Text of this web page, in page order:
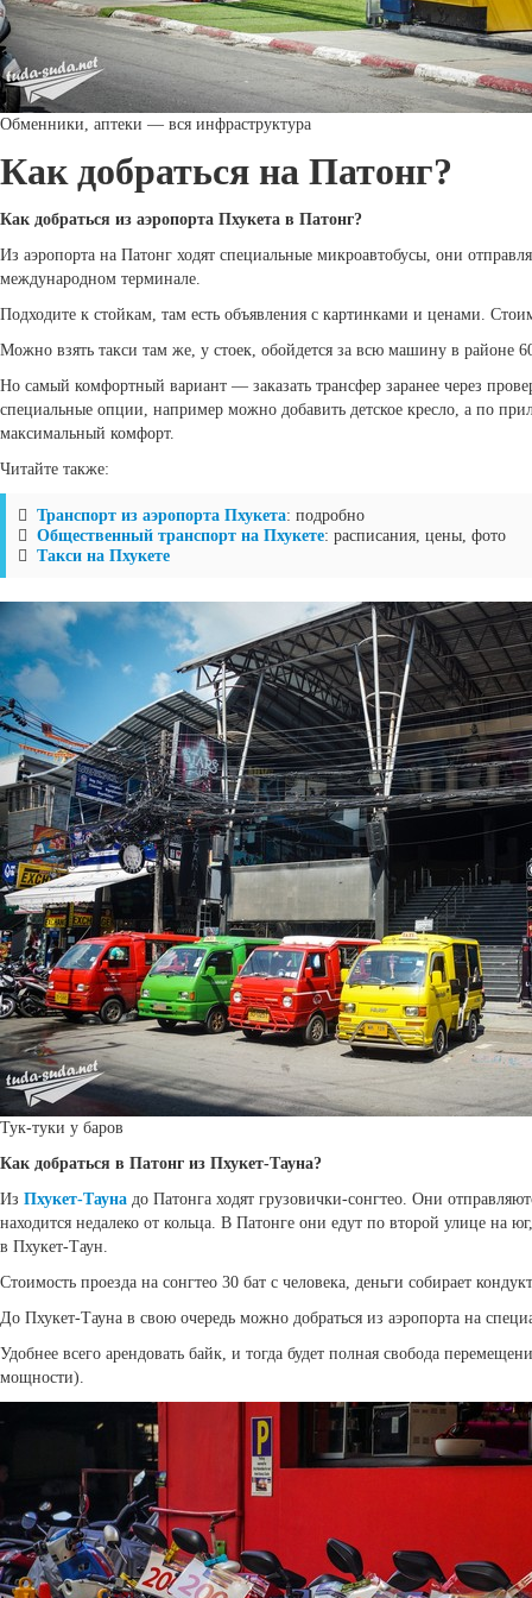
Обменники, аптеки — вся инфраструктура
Как добраться на Патонг?
Как добраться из аэропорта Пхукета в Патонг?
Из аэропорта на Патонг ходят специальные микроавтобусы, они
международном терминале.
Подходите к стойкам, там есть объявления с картинками и ценами.
Можно взять такси там же, у стоек, обойдется за всю машину в районе
Но самый комфортный вариант — заказать трансфер заранее через
специальные опции, например можно добавить детское кресло, а по
максимальный комфорт.
Читайте также:
Транспорт из аэропорта Пхукета: подробно
Общественный транспорт на Пхукете: расписания, цены, фото
Такси на Пхукете
Тук-туки у баров
Как добраться в Патонг из Пхукет-Тауна?
Из Пхукет-Тауна до Патонга ходят грузовички-сонгтео. Они
находится недалеко от кольца. В Патонге они едут по второй улице на
в Пхукет-Таун.
Стоимость проезда на сонгтео 30 бат с человека, деньги собирает
До Пхукет-Тауна в свою очередь можно добраться из аэропорта на
Удобнее всего арендовать байк, и тогда будет полная свобода
мощности).